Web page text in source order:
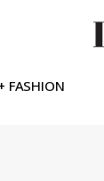
FASHION